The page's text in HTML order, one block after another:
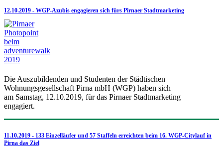
12.10.2019 - WGP-Azubis engagieren sich fürs Pirnaer Stadtmarketing
Die Auszubildenden und Studenten der Städtischen
Wohnungsgesellschaft Pirna mbH (WGP) haben sich
am Samstag, 12.10.2019, für das Pirnaer Stadtmarketing
engagiert.
11.10.2019 - 133 Einzelläufer und 57 Staffeln erreichten beim 16. WGP-Citylauf in
Pirna das Ziel